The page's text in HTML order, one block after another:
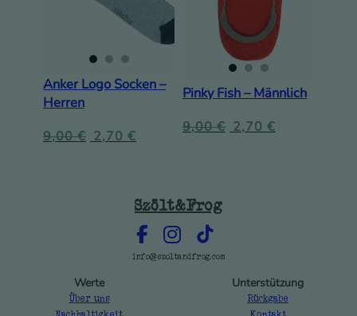
Anker Logo Socken –
Herren
9,00€ 2,70 €
Pinky Fish – Männlich
9,00€ 2,70 €
Szölt&Frog
info@szoltandfrog.com
Werte
Über uns
Unterstützung
Rückgabe